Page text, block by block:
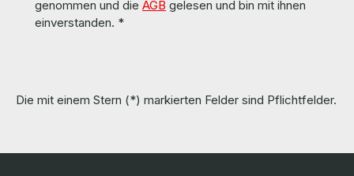
genommen und die AGB gelesen und bin mit ihnen
einverstanden. *
Die mit einem Stern (*) markierten Felder sind Pflichtfelder.